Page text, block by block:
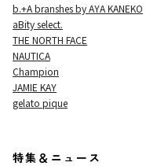
b.+A branshes by AYA KANEKO
aBity select.
THE NORTH FACE
NAUTICA
Champion
JAMIE KAY
gelato pique
特集＆ニュース